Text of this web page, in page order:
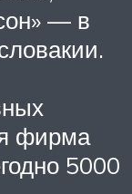
— в
фирма
5000